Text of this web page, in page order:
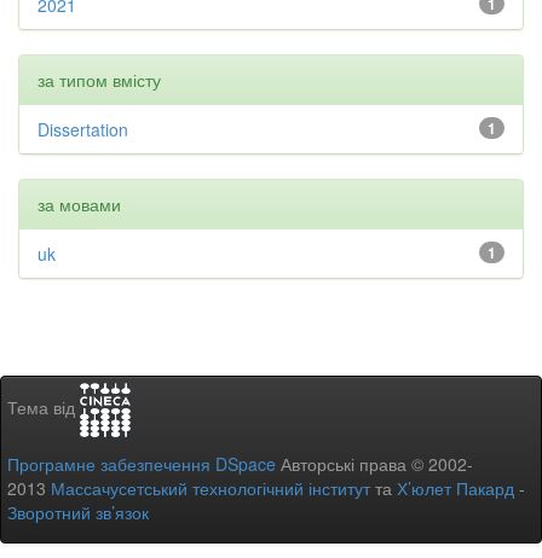
2021
за типом вмісту
1
Dissertation
за мовами
1
uk
Тема від
Програмне забезпечення DSpace Авторські права © 2002-
2013 Массачусетський технологічний інститутта Х’юлет Пакард -
Зворотний зв’язок